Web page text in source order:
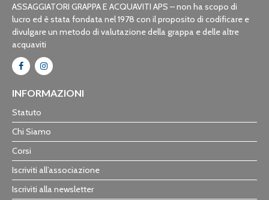
ASSAGGIATORI GRAPPA E ACQUAVITI APS – non ha scopo di
lucro ed è stata fondata nel 1978 con il proposito di codificare e
divulgare un metodo di valutazione della grappa e delle altre
acquaviti
INFORMAZIONI
Statuto
Chi Siamo
Corsi
Iscriviti all’associazione
Iscriviti alla newsletter